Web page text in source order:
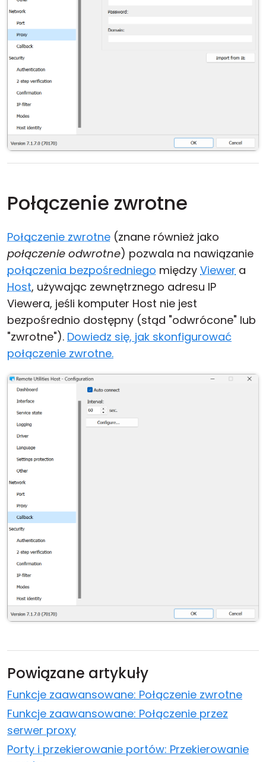
Połączenie zwrotne
Połączenie zwrotne (znane również jako
połączenie odwrotne) pozwala na nawiązanie
połączenia bezpośredniego między Viewer a
Host, używając zewnętrznego adresu IP
Viewera, jeśli komputer Host nie jest
bezpośrednio dostępny (stąd "odwrócone" lub
"zwrotne"). Dowiedz się, jak skonfigurować
połączenie zwrotne.
Powiązane artykuły
Funkcje zaawansowane: Połączenie zwrotne
Funkcje zaawansowane: Połączenie przez
serwer proxy
Porty i przekierowanie portów: Przekierowanie